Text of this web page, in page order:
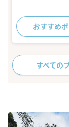
おすすめ
すべての